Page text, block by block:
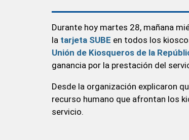
Durante hoy martes 28, mañana
la tarjeta SUBE en todos los
Unión de Kiosqueros de la
ganancia por la prestación del
Desde la organización explicaron
recurso humano que afrontan los
servicio.